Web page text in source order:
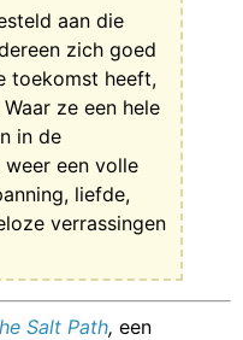
aan die
zich goed
toekomst heeft,
ze een hele
in de
een volle
liefde,
verrassingen
Salt Path, een